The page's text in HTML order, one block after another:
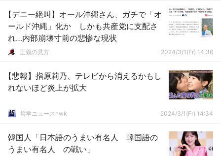
【デニー絶叫】オール沖縄さん、ガチで「オ
ールド沖縄」化か しかも共産党に支配さ
れ…内部崩壊寸前の悲惨な現状
正義の見方 2024/3/1(Fr) 14:36
【悲報】指原莉乃、テレビから消えるかもし
れないほど炎上が拡大
哲学ニュースnwk 2024/3/1(Fr) 14:34
韓国人「日本語のうまい有名人 韓国語の
うまい有名人 の戦い」